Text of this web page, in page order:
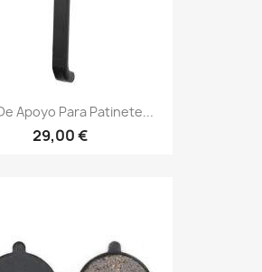
Apoyo Para Patinete...
29,00 €